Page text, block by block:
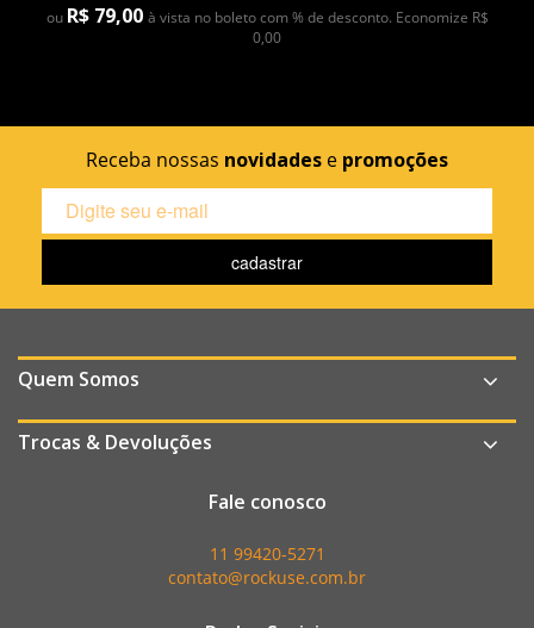
ou R$ 79,00 à vista no boleto com % de desconto. Economize R$
0,00
Receba nossas novidades e promoções
Quem Somos
Trocas & Devoluções
Fale conosco
11 99420-5271
contato@rockuse.com.br